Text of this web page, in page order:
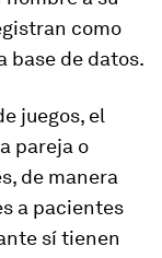
como
base de datos.
juegos, el
pareja o
de manera
a pacientes
sí tienen